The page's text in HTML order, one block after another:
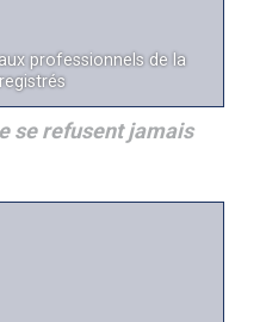
professionnels de la
se refusent jamais